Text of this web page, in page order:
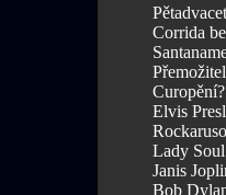
Corrida
Elvis
Lady
Janis
Bob